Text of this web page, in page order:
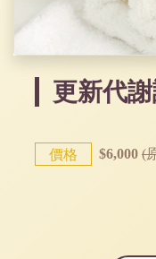
更新代
價格 $6,000 (